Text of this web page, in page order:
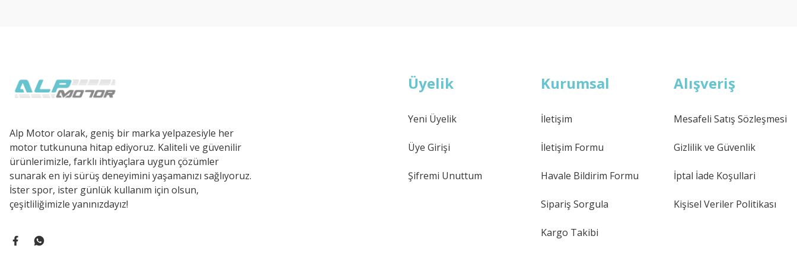
Alp Motor olarak, geniş bir marka yelpazesiyle her
motor tutkununa hitap ediyoruz. Kaliteli ve güvenilir
ürünlerimizle, farklı ihtiyaçlara uygun çözümler
sunarak en iyi sürüş deneyimini yaşamanızı sağlıyoruz.
İster spor, ister günlük kullanım için olsun,
çeşitliliğimizle yanınızdayız!
Üyelik
Yeni Üyelik
Üye Girişi
Şifremi Unuttum
Kurumsal
İletişim
İletişim Formu
Havale Bildirim Formu
Sipariş Sorgula
Kargo Takibi
Alışveriş
Mesafeli Satış Sözleşmesi
Gizlilik ve Güvenlik
İptal İade Koşullari
Kişisel Veriler Politikası